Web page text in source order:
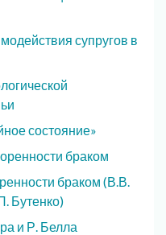
супругов в
состояние»
браком
браком (В.В.
Бутенко)
и Р. Белла